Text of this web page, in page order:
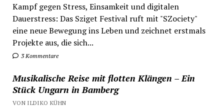
Kampf gegen Stress, Einsamkeit und digitalen
Dauerstress: Das Sziget Festival ruft mit "SZociety"
eine neue Bewegung ins Leben und zeichnet erstmals
Projekte aus, die sich...
3 Kommentare
Musikalische Reise mit flotten Klängen – Ein
Stück Ungarn in Bamberg
VON ILDIKO KÜHN